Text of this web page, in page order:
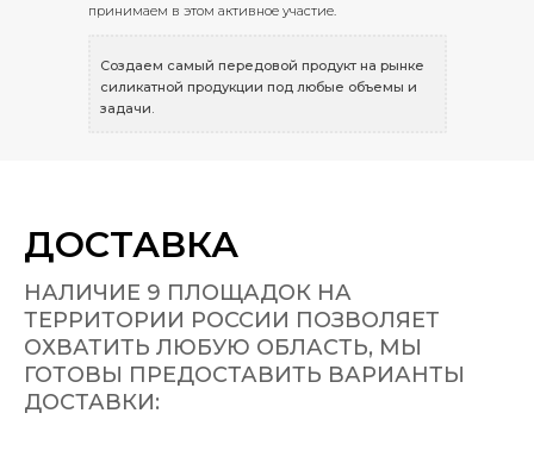
Создаем самый передовой продукт на рынке
силикатной продукции под любые объемы и
задачи.
принимаем в этом активное участие.
ДОСТАВКА
НАЛИЧИЕ 9 ПЛОЩАДОК НА
ТЕРРИТОРИИ РОССИИ ПОЗВОЛЯЕТ
ОХВАТИТЬ ЛЮБУЮ ОБЛАСТЬ, МЫ
ГОТОВЫ ПРЕДОСТАВИТЬ ВАРИАНТЫ
ДОСТАВКИ: